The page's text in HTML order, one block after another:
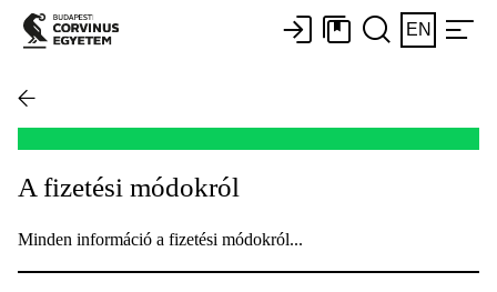
EN
A fizetési módokról
Minden információ a fizetési módokról...